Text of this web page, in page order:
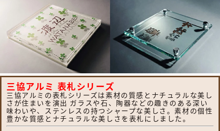
三協アルミ 表札シリーズ
三協アルミの表札シリーズは素材の質感とナチュラルな美し
さが住まいを演出 ガラスや石、陶器などの趣きのある深い
味わいや、ステンレスの持つシャープな美しさ。素材の個性
豊かな質感とナチュラルな美しさを表札にしました。